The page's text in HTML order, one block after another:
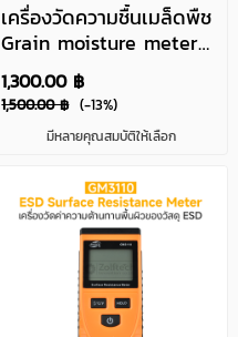
เครื่องวัดความชื้นเมล็ดพืช
Grain moisture meter
รุ่น GM650
1,300.00 ฿
1,500.00 ฿ (-13%)
มีหลายคุณสมบัติให้เลือก